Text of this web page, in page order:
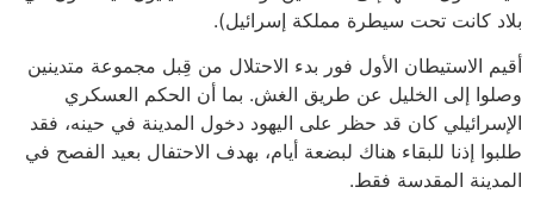
بلاد كانت تحت سيطرة مملكة إسرائيل).
أقيم الاستيطان الأول فور بدء الاحتلال من قِبل مجموعة متدينين
وصلوا إلى الخليل عن طريق الغش. بما أن الحكم العسكري
الإسرائيلي كان قد حظر على اليهود دخول المدينة في حينه، فقد
طلبوا إذنا للبقاء هناك لبضعة أيام، بهدف الاحتفال بعيد الفصح في
المدينة المقدسة فقط.